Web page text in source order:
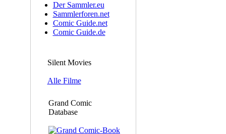
Der Sammler.eu
Sammlerforen.net
Comic Guide.net
Comic Guide.de
Silent Movies
Alle Filme
Grand Comic
Database